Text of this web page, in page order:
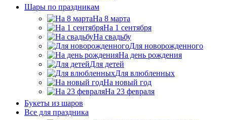
Шары по праздникам
На 8 марта
На 1 сентября
На свадьбу
Для новорожденного
На день рождения
Для детей
Для влюбленных
На новый год
На 23 февраля
Букеты из шаров
Bсе для праздника